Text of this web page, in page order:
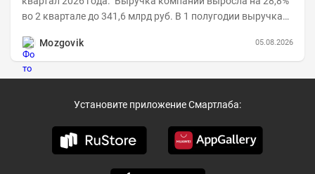
во 2 квартале до 341,6 млрд руб. В 1 полугодии выручка
Mozgovik
05.08.2026
Установите приложение Смартлаба: